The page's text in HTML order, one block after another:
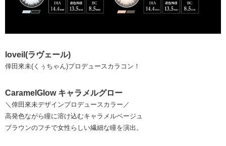
loveil(ラヴェール)
倖田來未(くぅちゃん)プロデュースカラコン！
CaramelGlow キャラメルグロー
＼倖田來未デザインプロデュースカラー／
高発色ながら瞳に溶け込むキャラメルベージュ
ブラウンのフチで女性らしい繊細な瞳を演出。